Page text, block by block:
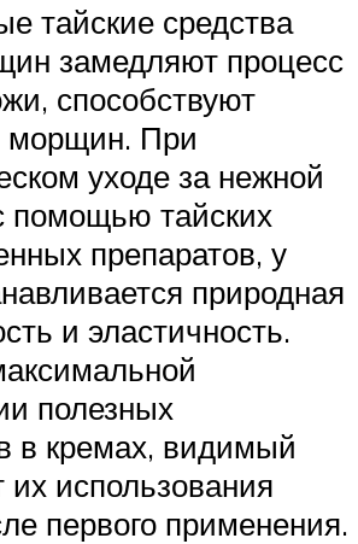
тайские средства
замедляют процесс
способствуют
морщин. При
уходе за нежной
помощью тайских
препаратов, у
природная
и эластичность.
полезных
в кремах, видимый
их использования
первого применения.